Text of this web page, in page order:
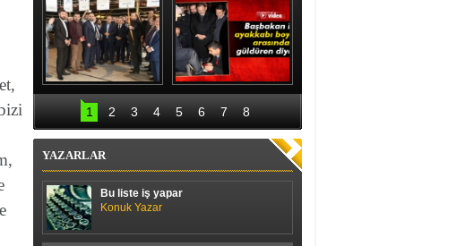
Törenle Açıldı
krizine soktu
Bilal Erdoğan hedefi
12’den vurdu
Başbakan ile
ayakkabı boyacısı
arasında güldüren
diyalog
1 2 3 4 5 6 7 8
YAZARLAR
Bu liste iş yapar
Konuk Yazar